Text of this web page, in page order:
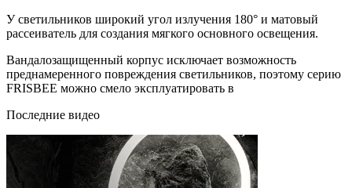
У светильников широкий угол излучения 180° и матовый
рассеиватель для создания мягкого основного освещения.
Вандалозащищенный корпус исключает возможность
преднамеренного повреждения светильников, поэтому серию
FRISBEE можно смело эксплуатировать в
Последние видео